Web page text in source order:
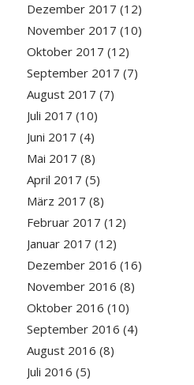
Dezember 2017 (12)
November 2017 (10)
Oktober 2017 (12)
September 2017 (7)
August 2017 (7)
Juli 2017 (10)
Juni 2017 (4)
Mai 2017 (8)
April 2017 (5)
März 2017 (8)
Februar 2017 (12)
Januar 2017 (12)
Dezember 2016 (16)
November 2016 (8)
Oktober 2016 (10)
September 2016 (4)
August 2016 (8)
Juli 2016 (5)